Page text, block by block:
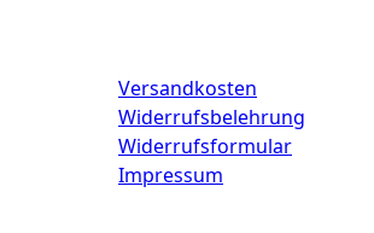
Versandkosten
Widerrufsbelehrung
Widerrufsformular
Impressum